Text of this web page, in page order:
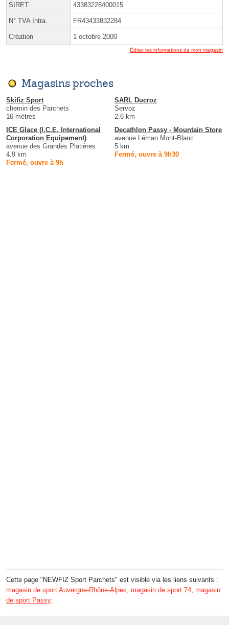
SIRET 43383228400015
N° TVA Intra. FR43433832284
Création 1 octobre 2000
Éditer les informations de mon magasin
Magasins proches
Skifiz Sport
chemin des Parchets
16 mètres
SARL Ducroz
Servoz
2.6 km
ICE Glace (I.C.E. International
Corporation Equipement)
avenue des Grandes Platières
4.9 km
Fermé, ouvre à 9h
Decathlon Passy - Mountain Store
avenue Léman Mont-Blanc
5 km
Fermé, ouvre à 9h30
Cette page "NEWFIZ Sport Parchets" est visible via les liens suivants :
magasin de sport Auvergne-Rhône-Alpes magasin de sport 74 magasin
de sport Passy.